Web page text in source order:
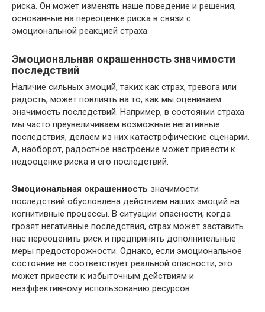
риска. Он может изменять наше поведение и решения,
основанные на переоценке риска в связи с
эмоциональной реакцией страха.
Эмоциональная окрашенность значимости
последствий
Наличие сильных эмоций, таких как страх, тревога или
радость, может повлиять на то, как мы оцениваем
значимость последствий. Например, в состоянии страха
мы часто преувеличиваем возможные негативные
последствия, делаем из них катастрофические сценарии.
А, наоборот, радостное настроение может привести к
недооценке риска и его последствий.
Эмоциональная окрашенность значимости
последствий обусловлена действием наших эмоций на
когнитивные процессы. В ситуации опасности, когда
грозят негативные последствия, страх может заставить
нас переоценить риск и предпринять дополнительные
меры предосторожности. Однако, если эмоциональное
состояние не соответствует реальной опасности, это
может привести к избыточным действиям и
неэффективному использованию ресурсов.